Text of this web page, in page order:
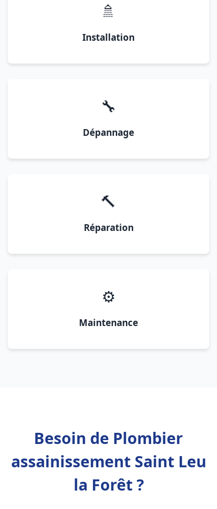
🚿
Installation
🔧
Dépannage
🔨
Réparation
⚙️
Maintenance
Besoin de Plombier
assainissement Saint Leu
la Forêt ?